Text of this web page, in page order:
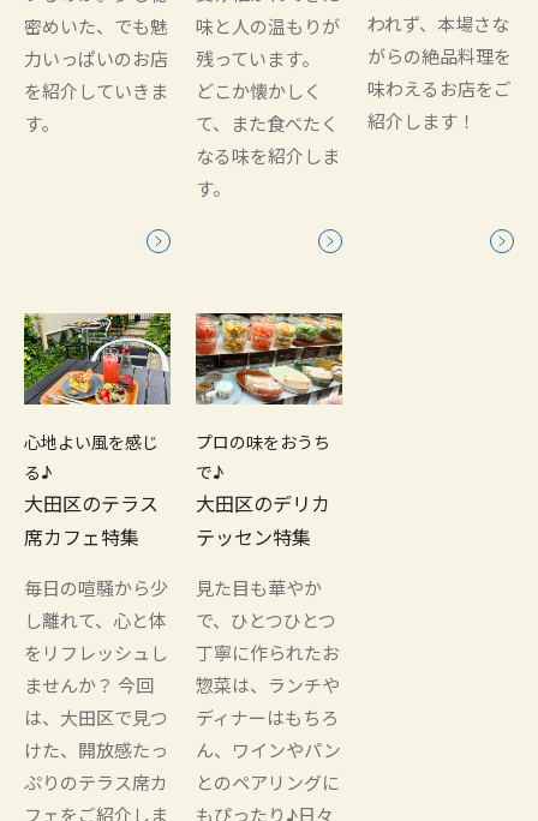
密めいた、でも魅
力いっぱいのお店
を紹介していきま
す。
味と人の温もりが
残っています。
どこか懐かしく
て、また食べたく
なる味を紹介しま
す。
われず、本場さな
がらの絶品料理を
味わえるお店をご
紹介します！
心地よい風を感じ
る♪
大田区のテラス
席カフェ特集
毎日の喧騒から少
し離れて、心と体
をリフレッシュし
ませんか？ 今回
は、大田区で見つ
けた、開放感たっ
ぷりのテラス席カ
フェをご紹介しま
プロの味をおうち
で♪
大田区のデリカ
テッセン特集
見た目も華やか
で、ひとつひとつ
丁寧に作られたお
惣菜は、ランチや
ディナーはもちろ
ん、ワインやパン
とのペアリングに
もぴったり♪日々